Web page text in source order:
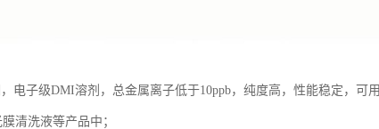
电子级DMI溶剂，总金属离子低于10ppb，纯度高，性能稳定，可
清洗液等产品中；